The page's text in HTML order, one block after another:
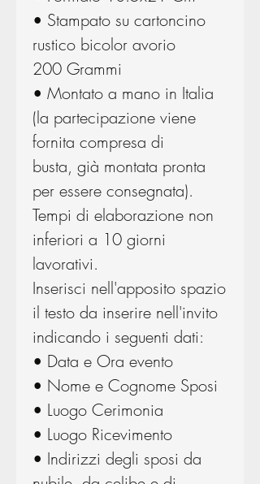
• Stampato su cartoncino
rustico bicolor avorio
200 Grammi
• Montato a mano in Italia
(la partecipazione viene
fornita compresa di
busta, già montata pronta
per essere consegnata).
Tempi di elaborazione non
inferiori a 10 giorni
lavorativi.
Inserisci nell'apposito spazio
il testo da inserire nell'invito
indicando i seguenti dati:
• Data e Ora evento
• Nome e Cognome Sposi
• Luogo Cerimonia
• Luogo Ricevimento
• Indirizzi degli sposi da